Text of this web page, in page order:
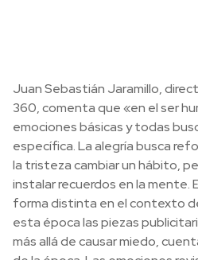
Juan Sebastián Jaramillo,
360, comenta que «en el ser
emociones básicas y todas
específica. La alegría busca
la tristeza cambiar un hábito,
instalar recuerdos en la mente.
forma distinta en el contexto
esta época las piezas
más allá de causar miedo,